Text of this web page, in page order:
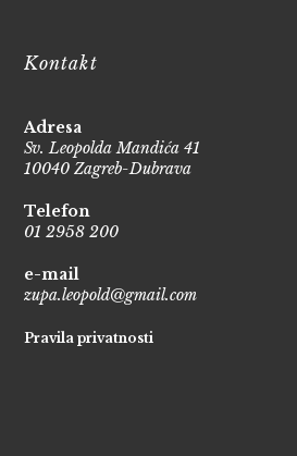
Kontakt
Adresa
Sv. Leopolda Mandića 41
10040 Zagreb-Dubrava
Telefon
01 2958 200
e-mail
zupa.leopold@gmail.com
Pravila privatnosti